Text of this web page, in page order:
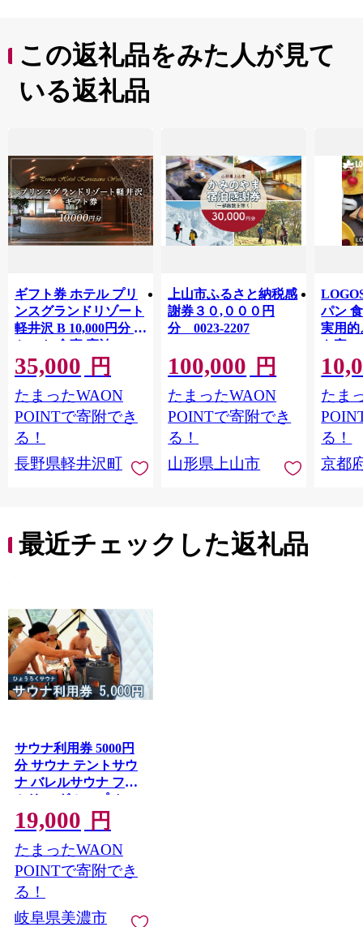
この返礼品をみた人が見て
いる返礼品
ギフト券 ホテル プリ
ンスグランドリゾート
軽井沢 B 10,000円分 チ
ケット 食事 宿泊
35,000 円
たまったWAON
POINTで寄附でき
る！
長野県軽井沢町
上山市ふるさと納税感
謝券３０,０００円
分 0023-2207
100,000 円
たまったWAON
POINTで寄附でき
る！
山形県上山市
パン
実用的
も家
たま
る！
京都
最近チェックした返礼品
サウナ利用券 5000円
分 サウナ テントサウ
ナ バレルサウナ ファ
ミリー グループ カッ
プル 大自然 整う ロウ
リュ BBQ サ飯 外気浴
清流 大自然 貸切り 旅
行 アウトドア アクテ
ィビティ 癒やし 瓢麓
苑 ひょうろくサウナ
岐阜県 美濃市
19,000 円
たまったWAON
POINTで寄附でき
る！
岐阜県美濃市